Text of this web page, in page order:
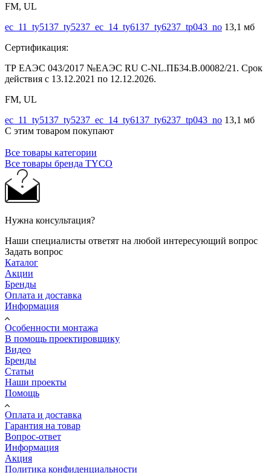
FM, UL
ec_11_ty5137_ty5237_ec_14_ty6137_ty6237_tp043_no 13,1 мб
Сертификация:
ТР ЕАЭС 043/2017 №ЕАЭС RU C-NL.ПБ34.В.00082/21. Срок
действия с 13.12.2021 по 12.12.2026.
FM, UL
ec_11_ty5137_ty5237_ec_14_ty6137_ty6237_tp043_no 13,1 мб
С этим товаром покупают
Все товары категории
Все товары бренда TYCO
Нужна консультация?
Наши специалисты ответят на любой интересующий вопрос
Задать вопрос
Каталог
Акции
Бренды
Оплата и доставка
Информация
Особенности монтажа
В помощь проектировщику
Видео
Бренды
Статьи
Наши проекты
Помощь
Оплата и доставка
Гарантия на товар
Вопрос-ответ
Информация
Акция
Политика конфиденциальности